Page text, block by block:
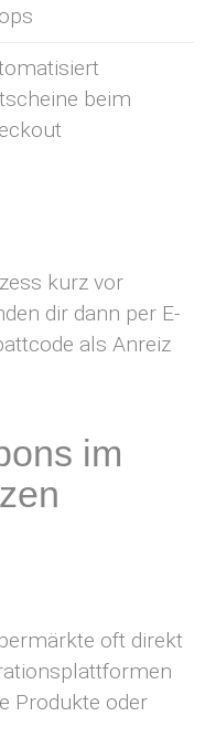
beim
kurz vor
dir dann per E-
als Anreiz
im
oft direkt
Produkte oder